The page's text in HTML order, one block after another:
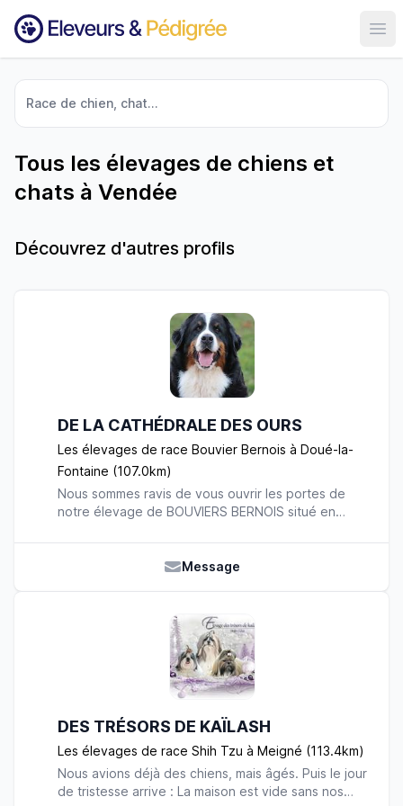
Race de chien, chat...
Tous les élevages de chiens et
chats à Vendée
Découvrez d'autres profils
DE LA CATHÉDRALE DES OURS
Les élevages de race Bouvier Bernois à Doué-la-
Fontaine (107.0km)
Nous sommes ravis de vous ouvrir les portes de
notre élevage de BOUVIERS BERNOIS situé en
sommes véritablement passionnés par les animaux.
Il nous paraissait donc inévitable de concrétiser
font partie intégrante de notre vie. Nous vous
proposons de découvrir, au fil de ces lignes, notre
quotidien et les journées de nos complices.
Professionnels et véritables passionnés, nos chiens
partagent constamment notre quotidien et pas
promenades et au cours de nos vacances. Nous
avons la chance d’habiter une région verdoyante
et agréable dont nos compagnons profitent jour
après jour. Le cadre de vie que nous leur offrons
est non seulement propice à leur bien-être, mais
Message
DES TRÉSORS DE KAÏLASH
Les élevages de race Shih Tzu à Meigné (113.4km)
Nous avions déjà des chiens, mais âgés. Puis le jour
de tristesse arrive : La maison est vide sans nos